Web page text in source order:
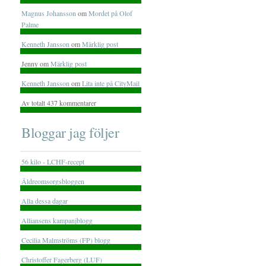
Magnus Johansson omMordet på Olof
Palme
Kenneth Jansson omMärklig post
Jenny omMärklig post
Kenneth Jansson omLita inte på CityMail
Av totalt 437 kommentarer
Bloggar jag följer
56 kilo - LCHF-recept
Äldreomsorgsbloggen
Alla dessa dagar
Alliansens kampanjblogg
Cecilia Malmströms (FP) blogg
Christoffer Fagerberg (LUF)